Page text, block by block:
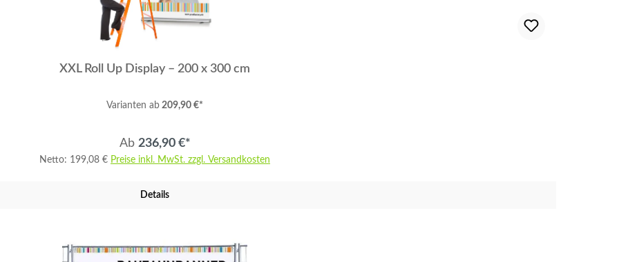
XXL Roll Up Display – 200 x 300 cm
Varianten ab 209,90 €*
Ab 236,90 €*
Netto: 199,08 € Preise inkl. MwSt. zzgl. Versandkosten
Details